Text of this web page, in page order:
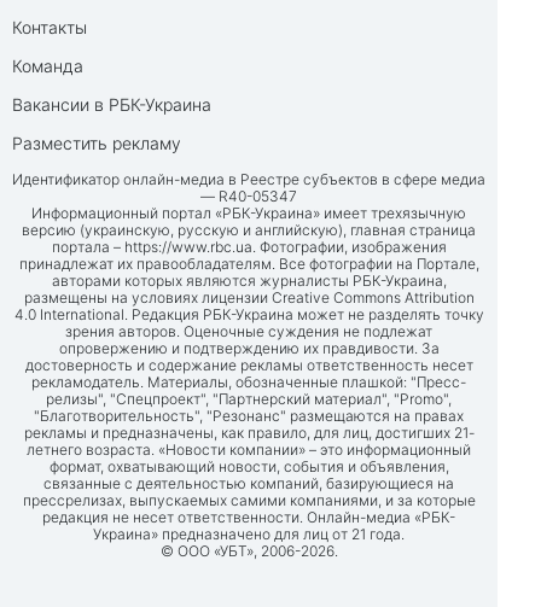
Контакты
Команда
Вакансии в РБК-Украина
Разместить рекламу
Идентификатор онлайн-медиа в Реестре субъектов в сфере медиа
— R40-05347
Информационный портал «РБК-Украина» имеет трехязычную
версию (украинскую, русскую и английскую), главная страница
портала – https://www.rbc.ua. Фотографии, изображения
принадлежат их правообладателям. Все фотографии на Портале,
авторами которых являются журналисты РБК-Украина,
размещены на условиях лицензии Creative Commons Attribution
4.0 International. Редакция РБК-Украина может не разделять точку
зрения авторов. Оценочные суждения не подлежат
опровержению и подтверждению их правдивости. За
достоверность и содержание рекламы ответственность несет
рекламодатель. Материалы, обозначенные плашкой: "Пресс-
релизы", "Спецпроект", "Партнерский материал", "Promo",
"Благотворительность", "Резонанс" размещаются на правах
рекламы и предназначены, как правило, для лиц, достигших 21-
летнего возраста. «Новости компании» – это информационный
формат, охватывающий новости, события и объявления,
связанные с деятельностью компаний, базирующиеся на
прессрелизах, выпускаемых самими компаниями, и за которые
редакция не несет ответственности. Онлайн-медиа «РБК-
Украина» предназначено для лиц от 21 года.
© ООО «УБТ», 2006-2026.